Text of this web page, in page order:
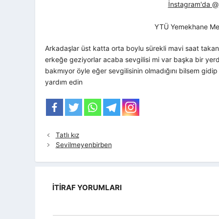
İnstagram'da
YTÜ Yemekhane
Arkadaşlar üst katta orta boylu sürekli mavi saat
erkeğe geziyorlar acaba sevgilisi mi var başka bir
bakmıyor öyle eğer sevgilisinin olmadığını bilsem
yardım edin
Tatlı kız
Sevilmeyenbirben
İTIRAF YORUMLARI